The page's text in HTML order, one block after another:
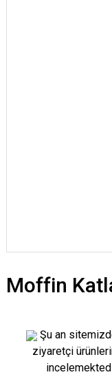
Moffin
Şu an
ziyaretçi